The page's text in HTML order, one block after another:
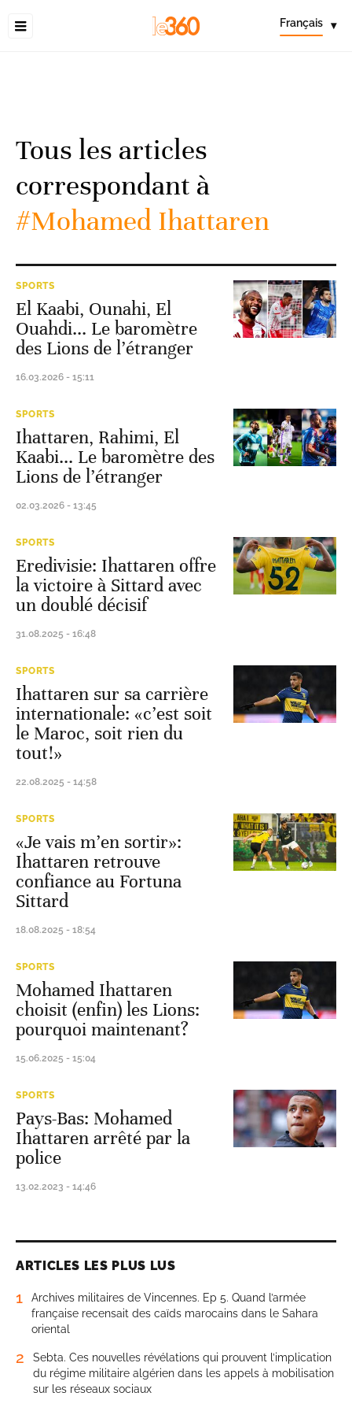
Français ▾
Tous les articles
correspondant à
#Mohamed Ihattaren
SPORTS
El Kaabi, Ounahi, El
Ouahdi... Le baromètre
des Lions de l’étranger
16.03.2026 - 15:11
SPORTS
Ihattaren, Rahimi, El
Kaabi... Le baromètre des
Lions de l’étranger
02.03.2026 - 13:45
SPORTS
Eredivisie: Ihattaren offre
la victoire à Sittard avec
un doublé décisif
31.08.2025 - 16:48
SPORTS
Ihattaren sur sa carrière
internationale: «c’est soit
le Maroc, soit rien du
tout!»
22.08.2025 - 14:58
SPORTS
«Je vais m’en sortir»:
Ihattaren retrouve
confiance au Fortuna
Sittard
18.08.2025 - 18:54
SPORTS
Mohamed Ihattaren
choisit (enfin) les Lions:
pourquoi maintenant?
15.06.2025 - 15:04
SPORTS
Pays-Bas: Mohamed
Ihattaren arrêté par la
police
13.02.2023 - 14:46
ARTICLES LES PLUS LUS
1
Archives militaires de Vincennes. Ep 5. Quand l’armée
française recensait des caïds marocains dans le Sahara
oriental
2
Sebta. Ces nouvelles révélations qui prouvent l’implication
du régime militaire algérien dans les appels à mobilisation
sur les réseaux sociaux